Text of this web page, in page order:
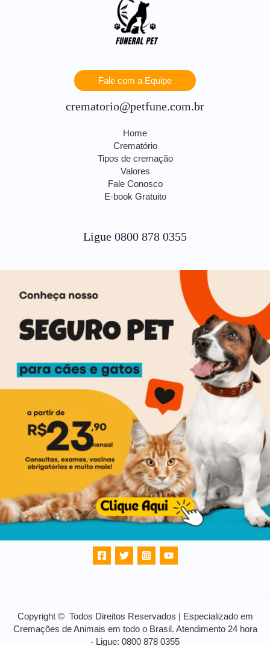
Fale com a Equipe
crematorio@petfune.com.br
Home
Crematório
Tipos de cremação
Valores
Fale Conosco
E-book Gratuito
Ligue 0800 878 0355
Copyright © Todos Direitos Reservados | Especializado em
Cremações de Animais em todo o Brasil. Atendimento 24 hora
- Ligue: 0800 878 0355